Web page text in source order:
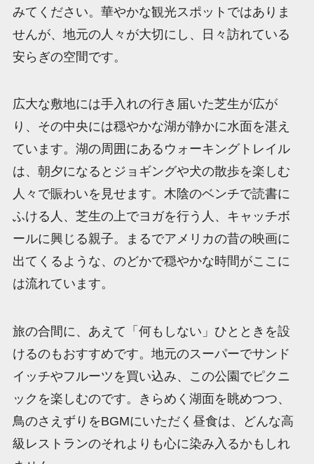
みてください。華やかな観光スポットではありま
せんが、地元の人々が大切にし、日々訪れている
安らぎの空間です。
広大な敷地には手入れの行き届いた芝生が広が
り、その中央には穏やかな湖が静かに水面を湛え
ています。湖の周囲にあるウォーキングトレイル
は、朝夕になるとジョギングや犬の散歩を楽しむ
人々で賑わいを見せます。木陰のベンチで読書に
ふける人、芝生の上でヨガを行う人、キャッチボ
ールに興じる親子。まるでアメリカの昔の映画に
出てくるような、のどかで穏やかな時間がここに
は流れています。
旅の合間に、あえて「何もしない」ひとときを設
けるのもおすすめです。地元のスーパーでサンド
イッチやフルーツを買い込み、この公園でピクニ
ックを楽しむのです。きらめく湖面を眺めつつ、
鳥のさえずりをBGMにいただく昼食は、どんな高
級レストランのそれよりも心に染み入るかもしれ